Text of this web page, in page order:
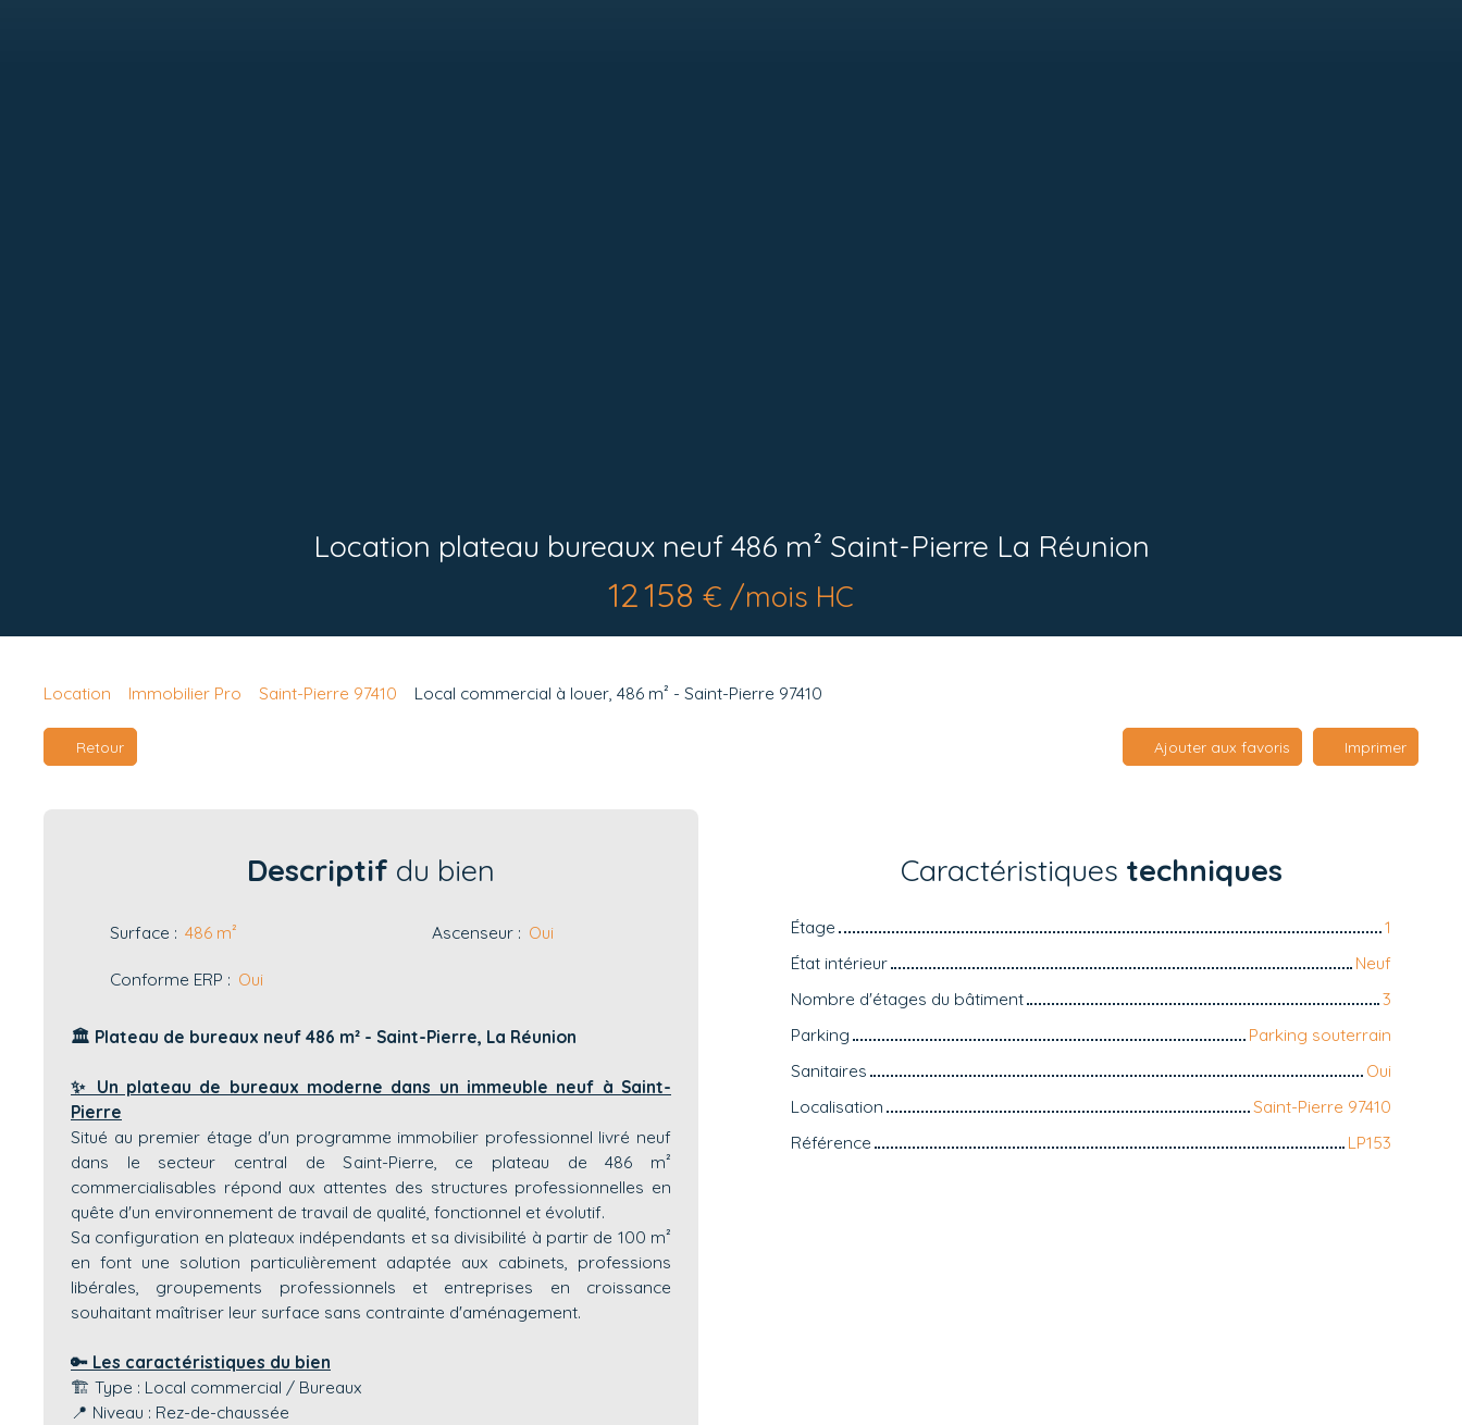
Location plateau bureaux neuf 486 m² Saint-Pierre La Réunion
12 158 € /mois HC
Location Immobilier Pro Saint-Pierre 97410 Local commercial à louer, 486 m² - Saint-Pierre 97410
Retour Ajouter aux favoris Imprimer
Descriptif du bien
Surface : 486 m² Ascenseur : Oui
Conforme ERP : Oui
🏛️ Plateau de bureaux neuf 486 m² - Saint-Pierre, La Réunion
✨ Un plateau de bureaux moderne dans un immeuble neuf à Saint-
Pierre
Situé au premier étage d'un programme immobilier professionnel livré neuf
dans le secteur central de Saint-Pierre, ce plateau de 486 m²
commercialisables répond aux attentes des structures professionnelles en
quête d'un environnement de travail de qualité, fonctionnel et évolutif.
Sa configuration en plateaux indépendants et sa divisibilité à partir de 100 m²
en font une solution particulièrement adaptée aux cabinets, professions
libérales, groupements professionnels et entreprises en croissance
souhaitant maîtriser leur surface sans contrainte d'aménagement.
🔑 Les caractéristiques du bien
🏗️ Type : Local commercial / Bureaux
📍 Niveau : Rez-de-chaussée
Caractéristiques techniques
Étage
1
État intérieur
Neuf
Nombre d'étages du bâtiment
3
Parking
Parking souterrain
Sanitaires
Oui
Localisation
Saint-Pierre 97410
Référence
LP153